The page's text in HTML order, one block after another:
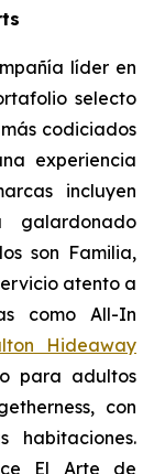
líder en
selecto
codiciados
experiencia
incluyen
son Familia,
atento a
como All-In
Hideaway
para adultos
, con
habitaciones.
El Arte de